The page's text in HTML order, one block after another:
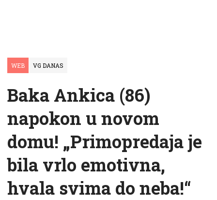
WEB VG DANAS
Baka Ankica (86)
napokon u novom
domu! „Primopredaja je
bila vrlo emotivna,
hvala svima do neba!“